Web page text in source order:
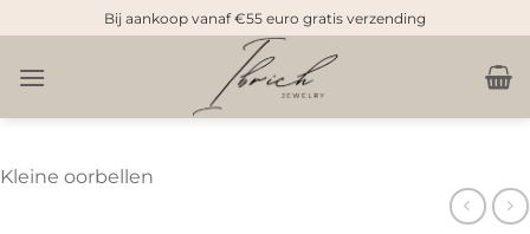
naar
inhoud
Bij aankoop vanaf €55 euro gratis verzending
Kleine oorbellen